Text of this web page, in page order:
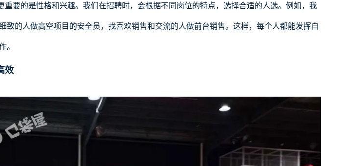
重要的是性格和兴趣。我们在招聘时，会根据不同岗位的特点，选择合适的人选。例如，我
致的人做高空项目的安全员，找喜欢销售和交流的人做前台销售。这样，每个人都能发挥自
。
效